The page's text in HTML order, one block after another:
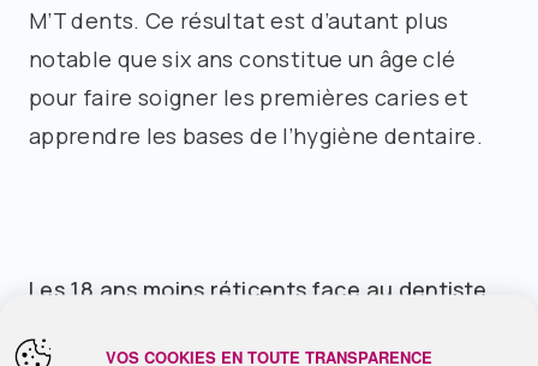
M’T dents. Ce résultat est d’autant plus
notable que six ans constitue un âge clé
pour faire soigner les premières caries et
apprendre les bases de l’hygiène dentaire.
Les 18 ans moins réticents face au dentiste
VOS COOKIES EN TOUTE TRANSPARENCE